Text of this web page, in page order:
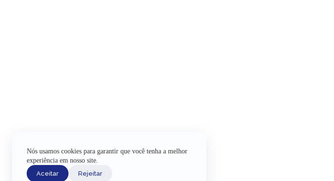
Nós usamos cookies para garantir que você tenha a melhor
experiência em nosso site.
Aceitar
Rejeitar